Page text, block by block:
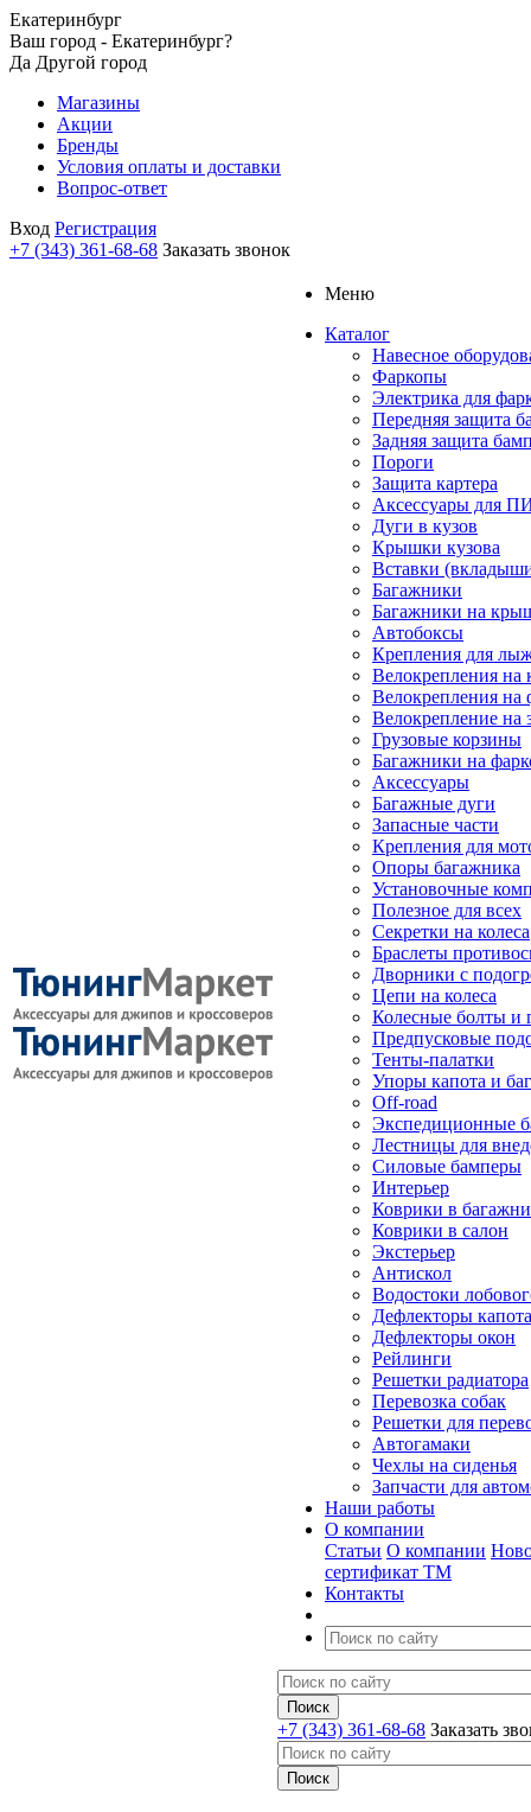
Екатеринбург
Ваш город - Екатеринбург?
Да Другой город
Магазины
Акции
Бренды
Условия оплаты и доставки
Вопрос-ответ
Вход Регистрация
+7 (343) 361-68-68 Заказать звонок
Меню
Каталог
Навесное
Фаркопы
Электрика для
Передняя защита
Задняя защита
Пороги
Защита картера
Аксессуары для
Дуги в кузов
Крышки кузова
Вставки
Багажники
Багажники на
Автобоксы
Крепления для
Велокрепления
Велокрепления на
Велокрепление на
Грузовые корзины
Багажники на
Аксессуары
Багажные дуги
Запасные части
Крепления для
Опоры багажника
Установочные
Полезное для всех
Секретки на колеса
Браслеты
Дворники с
Цепи на колеса
Колесные болты и
Предпусковые
Тенты-палатки
Упоры капота и
Off-road
Экспедиционные
Лестницы для
Силовые бамперы
Интерьер
Коврики в
Коврики в салон
Экстерьер
Антискол
Водостоки
Дефлекторы капота
Дефлекторы окон
Рейлинги
Решетки радиатора
Перевозка собак
Решетки для
Автогамаки
Чехлы на сиденья
Запчасти для
Наши работы
О компании
Статьи О компании
сертификат ТМ
Контакты
+7 (343) 361-68-68 Заказать